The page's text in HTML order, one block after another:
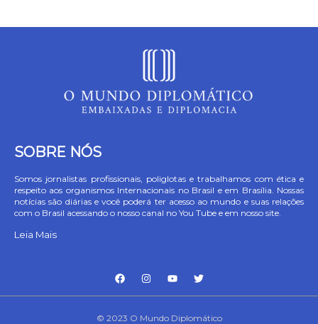
SOBRE NÓS
Somos jornalistas profissionais, poliglotas e trabalhamos com ética e
respeito aos organismos Internacionais no Brasil e em Brasília. Nossas
notícias são diárias e você poderá ter acesso ao mundo e suas relações
com o Brasil acessando o nosso canal no You Tube e em nosso site.
Leia Mais
© 2023 O Mundo Diplomático